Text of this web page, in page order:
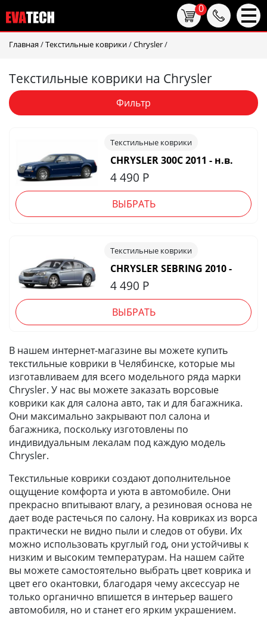
Главная /Текстильные коврики/Chrysler/
Текстильные коврики на Chrysler
Фильтр
Текстильные коврики
CHRYSLER 300C 2011 - н.в.
4 490 Р
ВЫБРАТЬ
Текстильные коврики
CHRYSLER SEBRING 2010 -
4 490 Р
ВЫБРАТЬ
В нашем интернет-магазине вы можете купить
текстильные коврики в Челябинске, которые мы
изготавливаем для всего модельного ряда марки
Chrysler. У нас вы можете заказать ворсовые
коврики как для салона авто, так и для багажника.
Они максимально закрывают пол салона и
багажника, поскольку изготовлены по
индивидуальным лекалам под каждую модель
Chrysler.
Текстильные коврики создают дополнительное
ощущение комфорта и уюта в автомобиле. Они
прекрасно впитывают влагу, а резиновая основа не
дает воде растечься по салону. На ковриках из ворса
практически не видно пыли и следов от обуви. Их
можно использовать круглый год, они устойчивы к
низким и высоким температурам. На нашем сайте
вы можете самостоятельно выбрать цвет коврика и
цвет его окантовки, благодаря чему аксессуар не
только органично впишется в интерьер вашего
автомобиля, но и станет его ярким украшением.
0